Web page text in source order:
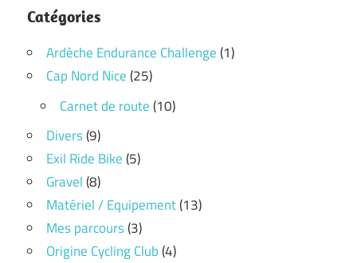
Catégories
Ardèche Endurance Challenge(1)
Cap Nord Nice(25)
Carnet de route(10)
Divers(9)
Exil Ride Bike(5)
Gravel(8)
Matériel / Equipement(13)
Mes parcours(3)
Origine Cycling Club(4)